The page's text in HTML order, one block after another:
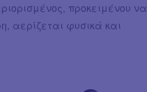
προκειμένου να
αερίζεται φυσικά και